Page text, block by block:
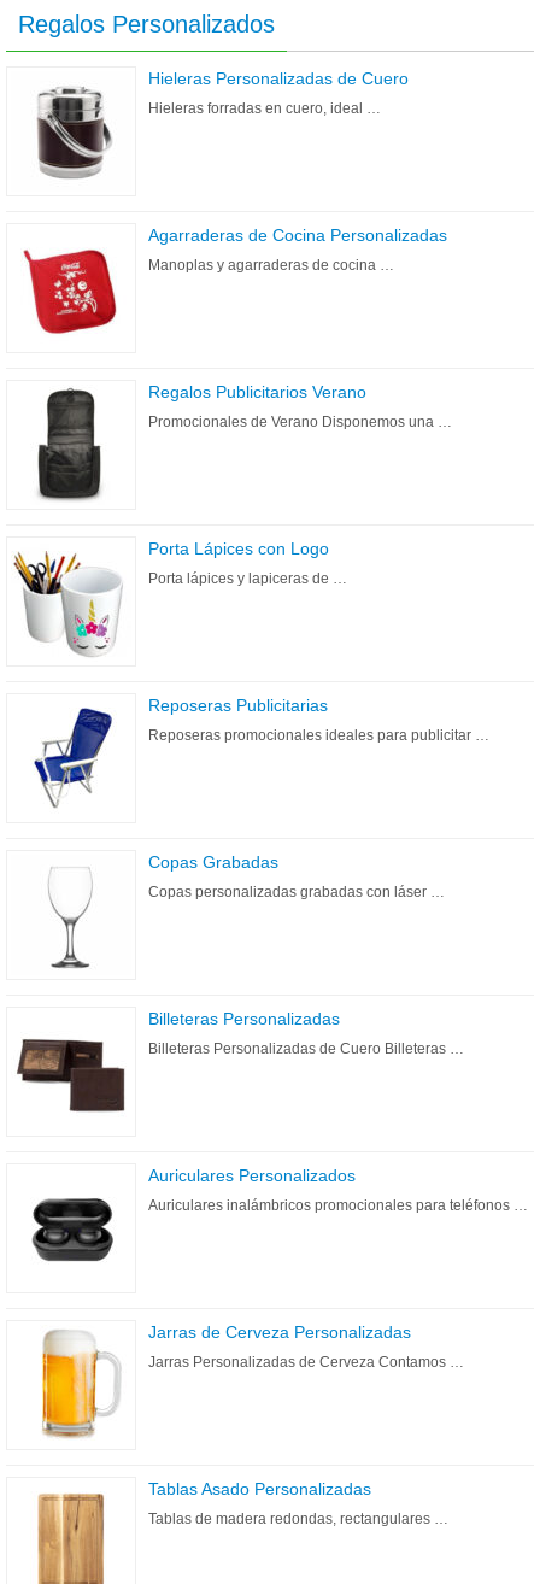
Regalos Personalizados
Hieleras Personalizadas de Cuero
Hieleras forradas en cuero, ideal …
Agarraderas de Cocina Personalizadas
Manoplas y agarraderas de cocina …
Regalos Publicitarios Verano
Promocionales de Verano Disponemos una …
Porta Lápices con Logo
Porta lápices y lapiceras de …
Reposeras Publicitarias
Reposeras promocionales ideales para publicitar …
Copas Grabadas
Copas personalizadas grabadas con láser …
Billeteras Personalizadas
Billeteras Personalizadas de Cuero Billeteras …
Auriculares Personalizados
Auriculares inalámbricos promocionales para teléfonos …
Jarras de Cerveza Personalizadas
Jarras Personalizadas de Cerveza Contamos …
Tablas Asado Personalizadas
Tablas de madera redondas, rectangulares …